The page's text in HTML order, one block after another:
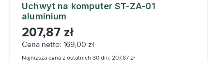
Uchwyt na komputer ST-ZA-01
aluminium
Cena regularna:
207,87 zł
Cena netto: 169,00 zł
Najniższa cena z ostatnich 30 dni: 207,87 zł